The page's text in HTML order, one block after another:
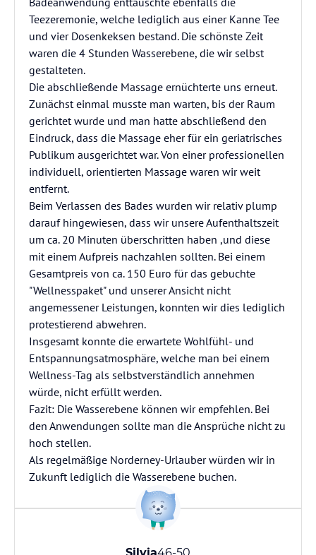
Teezeremonie, welche lediglich aus einer Kanne Tee
und vier Dosenkeksen bestand. Die schönste Zeit
waren die 4 Stunden Wasserebene, die wir selbst
gestalteten.
Die abschließende Massage ernüchterte uns erneut.
Zunächst einmal musste man warten, bis der Raum
gerichtet wurde und man hatte abschließend den
Eindruck, dass die Massage eher für ein geriatrisches
Publikum ausgerichtet war. Von einer professionellen
individuell, orientierten Massage waren wir weit
entfernt.
Beim Verlassen des Bades wurden wir relativ plump
darauf hingewiesen, dass wir unsere Aufenthaltszeit
um ca. 20 Minuten überschritten haben ,und diese
mit einem Aufpreis nachzahlen sollten. Bei einem
Gesamtpreis von ca. 150 Euro für das gebuchte
"Wellnesspaket" und unserer Ansicht nicht
angemessener Leistungen, konnten wir dies lediglich
protestierend abwehren.
Insgesamt konnte die erwartete Wohlfühl- und
Entspannungsatmosphäre, welche man bei einem
Wellness-Tag als selbstverständlich annehmen
würde, nicht erfüllt werden.
Fazit: Die Wasserebene können wir empfehlen. Bei
den Anwendungen sollte man die Ansprüche nicht zu
hoch stellen.
Als regelmäßige Norderney-Urlauber würden wir in
Zukunft lediglich die Wasserebene buchen.